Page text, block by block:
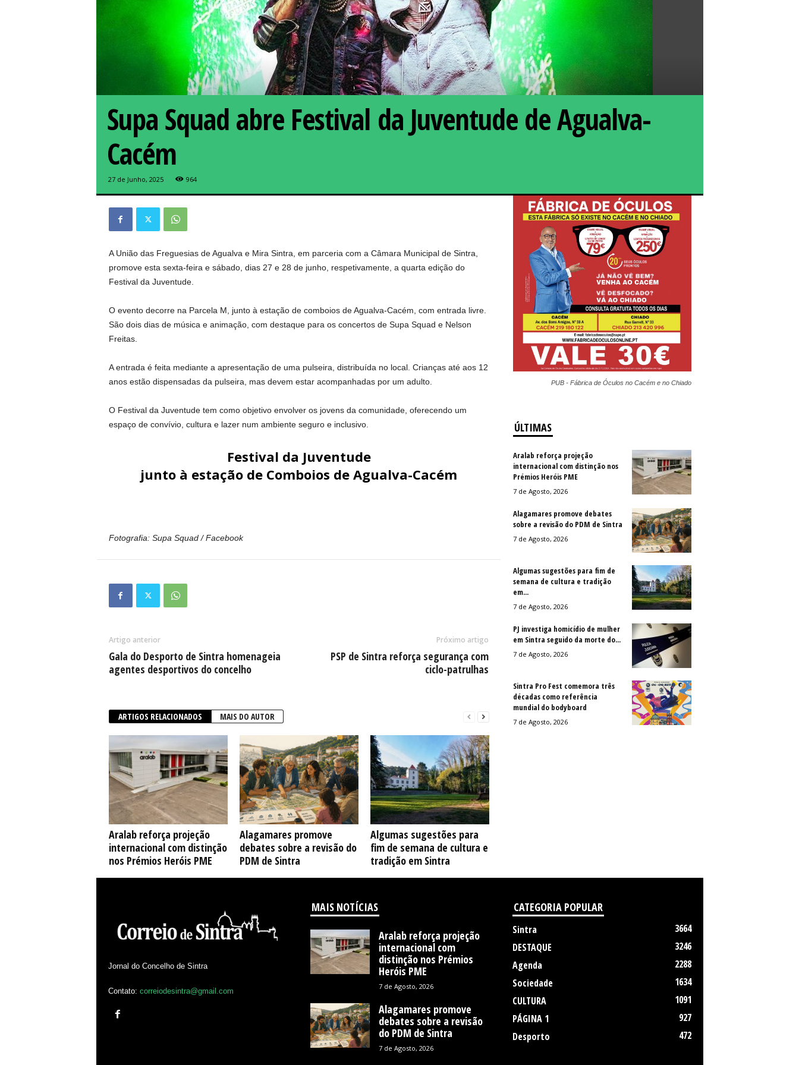
culturas sem pedir licença
Supa Squad abre Festival da Juventude de Agualva-
Cacém
27 de Junho, 2025 964
A União das Freguesias de Agualva e Mira Sintra, em parceria com a Câmara Municipal de Sintra,
promove esta sexta-feira e sábado, dias 27 e 28 de junho, respetivamente, a quarta edição do
Festival da Juventude.
O evento decorre na Parcela M, junto à estação de comboios de Agualva-Cacém, com entrada livre.
São dois dias de música e animação, com destaque para os concertos de Supa Squad e Nelson
Freitas.
A entrada é feita mediante a apresentação de uma pulseira, distribuída no local. Crianças até aos 12
anos estão dispensadas da pulseira, mas devem estar acompanhadas por um adulto.
O Festival da Juventude tem como objetivo envolver os jovens da comunidade, oferecendo um
espaço de convívio, cultura e lazer num ambiente seguro e inclusivo.
Festival da Juventude
junto à estação de Comboios de Agualva-Cacém
Fotografia: Supa Squad / Facebook
Artigo anterior
Gala do Desporto de Sintra homenageia
agentes desportivos do concelho
Próximo artigo
PSP de Sintra reforça segurança com
ciclo-patrulhas
ARTIGOS RELACIONADOS MAIS DO AUTOR
Aralab reforça projeção
internacional com distinção
nos Prémios Heróis PME
Alagamares promove
debates sobre a revisão do
PDM de Sintra
Algumas sugestões para
fim de semana de cultura e
tradição em Sintra
PUB - Fábrica de Óculos no Cacém e no Chiado
ÚLTIMAS
Aralab reforça projeção
internacional com distinção nos
Prémios Heróis PME
7 de Agosto, 2026
Alagamares promove debates
sobre a revisão do PDM de Sintra
7 de Agosto, 2026
Algumas sugestões para fim de
semana de cultura e tradição
em...
7 de Agosto, 2026
PJ investiga homicídio de mulher
em Sintra seguido da morte do...
7 de Agosto, 2026
Sintra Pro Fest comemora três
décadas como referência
mundial do bodyboard
7 de Agosto, 2026
Jornal do Concelho de Sintra
Contato: correiodesintra@gmail.com
MAIS NOTÍCIAS
Aralab reforça projeção
internacional com
distinção nos Prémios
Heróis PME
7 de Agosto, 2026
Alagamares promove
debates sobre a revisão
do PDM de Sintra
7 de Agosto, 2026
CATEGORIA POPULAR
Sintra
3664
DESTAQUE
3246
Agenda
2288
Sociedade
1634
CULTURA
1091
PÁGINA 1
927
Desporto
472